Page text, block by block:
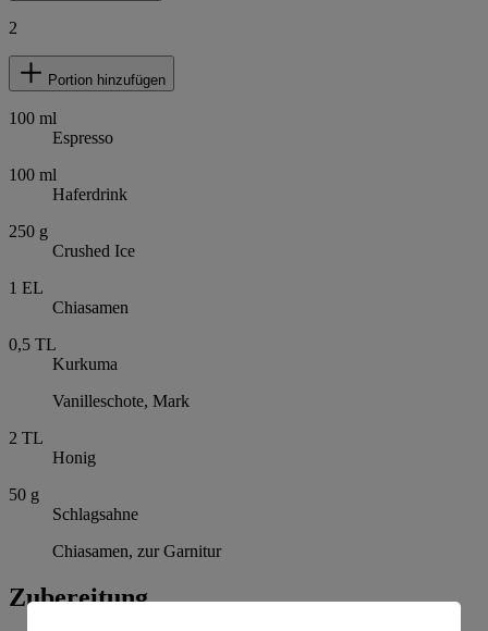
2
Portion hinzufügen
100 ml
Espresso
100 ml
Haferdrink
250 g
Crushed Ice
1 EL
Chiasamen
0,5 TL
Kurkuma
Vanilleschote, Mark
2 TL
Honig
50 g
Schlagsahne
Chiasamen, zur Garnitur
Zubereitung